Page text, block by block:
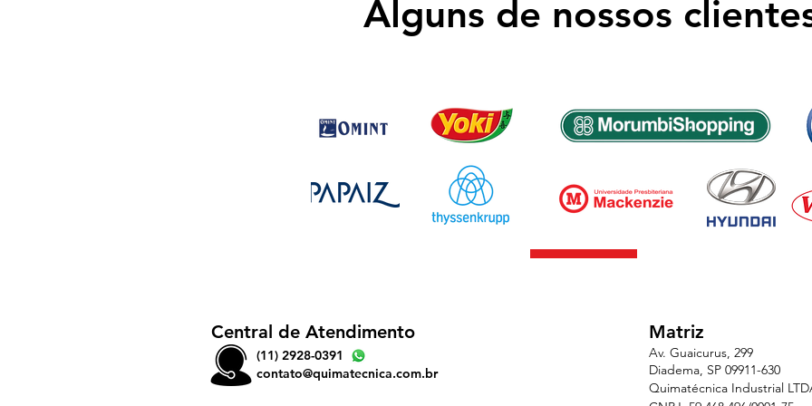
Alguns de nossos
Central de Atendimento
(11) 2928-0391
contato@quimatecnica.com.br
Matriz
Av. Guaicurus, 299
Diadema, SP 09911-630
Quimatécnica Industrial